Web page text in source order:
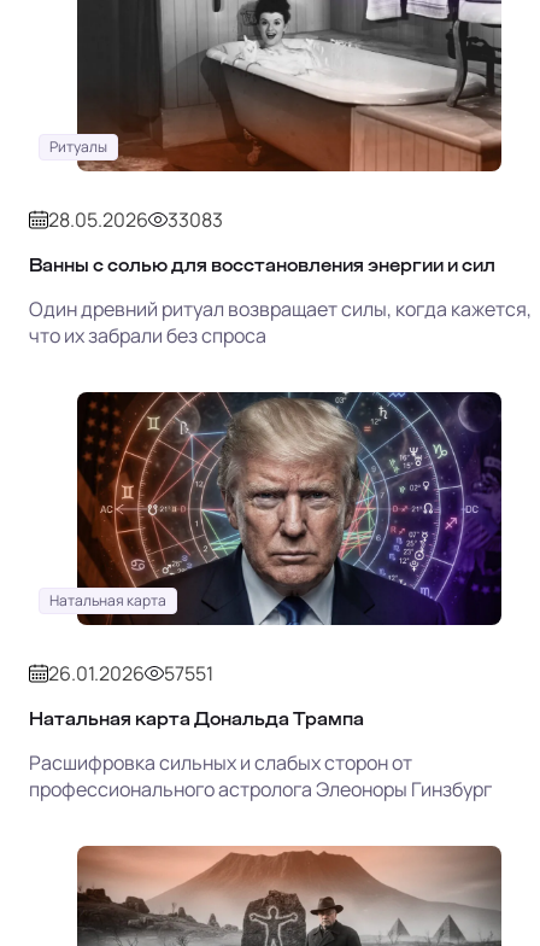
Ритуалы
28.05.2026 33083
Ванны с солью для восстановления энергии и сил
Один древний ритуал возвращает силы, когда кажется,
что их забрали без спроса
Натальная карта
26.01.2026 57551
Натальная карта Дональда Трампа
Расшифровка сильных и слабых сторон от
профессионального астролога Элеоноры Гинзбург